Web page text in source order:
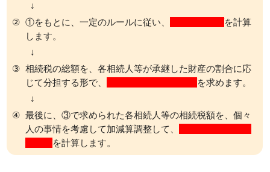
↓
② ①をもとに、一定のルールに従い、 相続税の総額を計算
します。
↓
③ 相続税の総額を、各相続人等が承継した財産の割合に応
じて分担する形で、
各相続人等の相続税額を求めます。
↓
④ 最後に、③で求められた各相続人等の相続税額を、個々
人の事情を考慮して加減算調整して、
付税額を計算します。